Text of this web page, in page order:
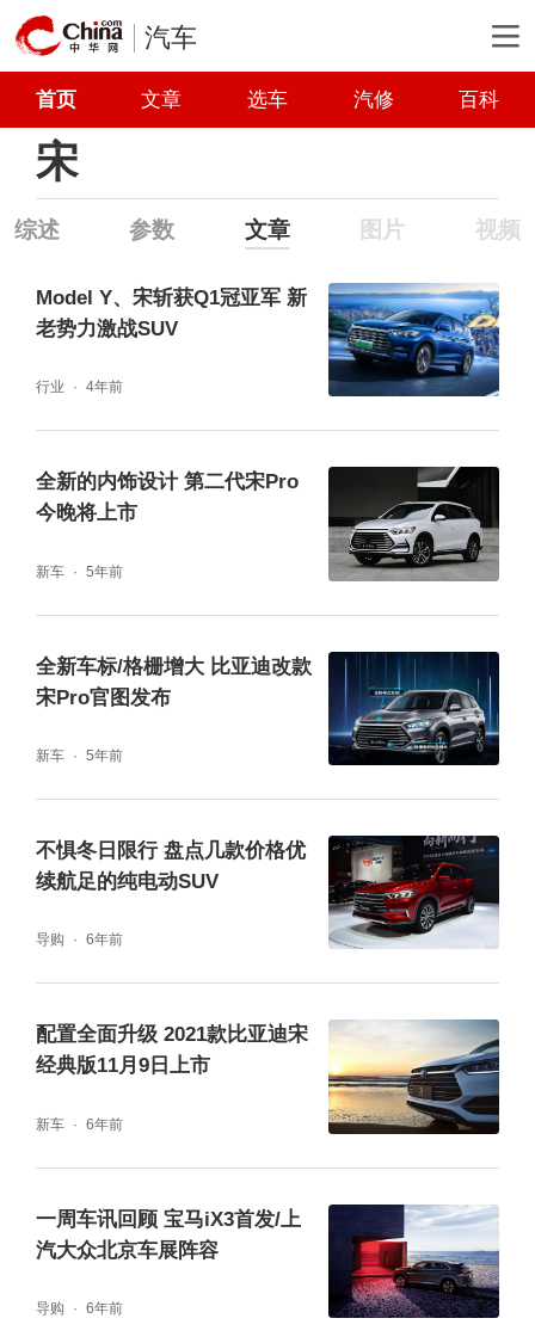
汽车
首页 文章 选车 汽修 百科
宋
综述 参数 文章 图片 视频
Model Y、宋斩获Q1冠亚军 新
老势力激战SUV
行业 4年前
全新的内饰设计 第二代宋Pro
今晚将上市
新车 5年前
全新车标/格栅增大 比亚迪改款
宋Pro官图发布
新车 5年前
不惧冬日限行 盘点几款价格优
续航足的纯电动SUV
导购 6年前
配置全面升级 2021款比亚迪宋
经典版11月9日上市
新车 6年前
一周车讯回顾 宝马iX3首发/上
汽大众北京车展阵容
导购 6年前